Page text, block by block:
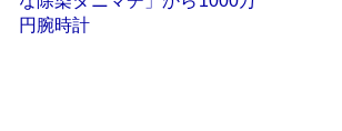
円腕時計